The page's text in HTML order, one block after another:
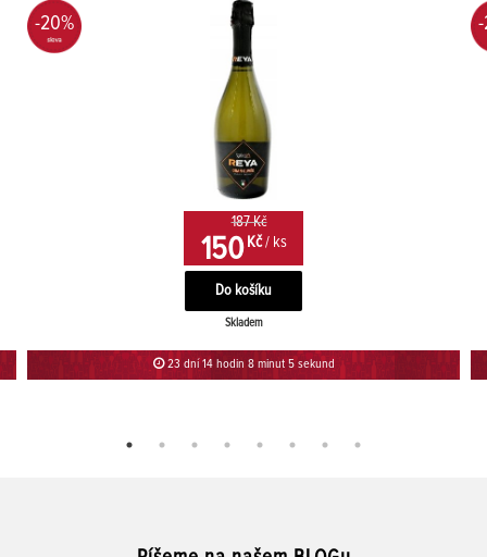
-20%
187 Kč
150Kč / ks
Skladem
23 dní 14 hodin 8 minut 5 sekund